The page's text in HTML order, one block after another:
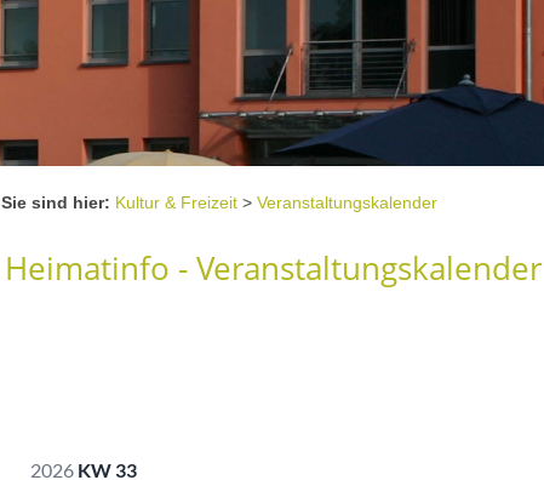
Sie sind hier: Kultur & Freizeit > Veranstaltungskalender
Heimatinfo - Veranstaltungskalender